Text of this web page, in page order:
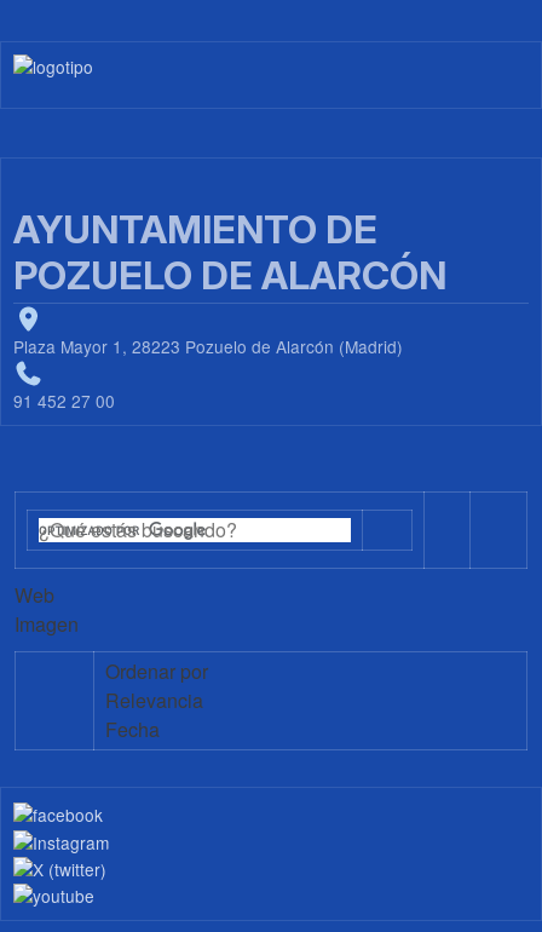
Imagen
AYUNTAMIENTO DE
POZUELO DE ALARCÓN
Plaza Mayor 1, 28223 Pozuelo de Alarcón (Madrid)
91 452 27 00
Web
Imagen
Ordenar por
Relevancia
Fecha